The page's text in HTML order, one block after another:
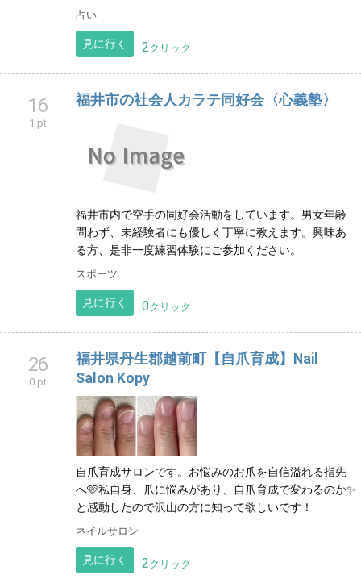
占い
見に行く 2クリック
16
1 pt
福井市の社会人カラテ同好会〈心義塾〉
福井市内で空手の同好会活動をしています。男女年齢
問わず、未経験者にも優しく丁寧に教えます。興味あ
る方、是非一度練習体験にご参加ください。
スポーツ
見に行く 0クリック
26
0 pt
福井県丹生郡越前町【自爪育成】Nail
Salon Kopy
自爪育成サロンです。お悩みのお爪を自信溢れる指先
へ🩷私自身、爪に悩みがあり、自爪育成で変わるのか✨
と感動したので沢山の方に知って欲しいです！
ネイルサロン
見に行く 2クリック